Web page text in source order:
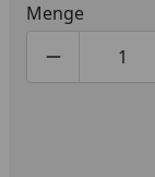
Menge